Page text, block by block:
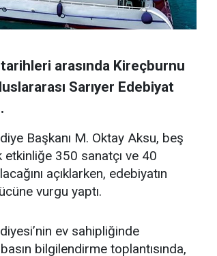
arasında Kireçburnu
Sarıyer Edebiyat
Başkanı M. Oktay Aksu, beş
etkinliğe 350 sanatçı ve 40
açıklarken, edebiyatın
vurgu yaptı.
ev sahipliğinde
bilgilendirme toplantısında,